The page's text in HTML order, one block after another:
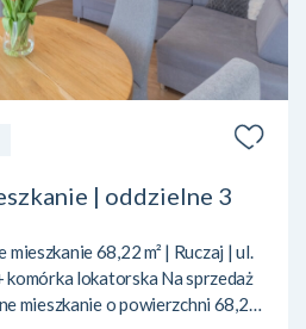
| oddzielne 3
68,22 m² | Ruczaj | ul.
komórka lokatorska Na sprzedaż
mieszkanie o powierzchni 68,22